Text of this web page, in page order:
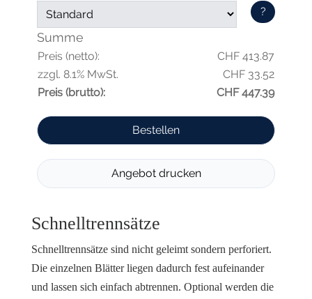
Schnelltrennsätze
Schnelltrennsätze sind nicht geleimt sondern perforiert.
Die einzelnen Blätter liegen dadurch fest aufeinander
und lassen sich einfach abtrennen. Optional werden die